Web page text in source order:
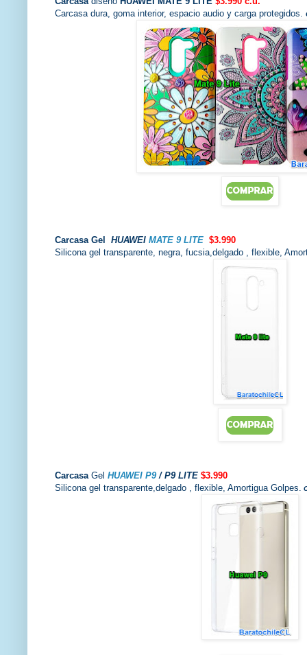
Carcasa dura, goma interior, espacio audio y carga protegidos.
Carcasa Gel HUAWEI MATE 9 LITE $3.990
Silicona gel transparente, negra, fucsia,delgado , flexible,
Carcasa Gel HUAWEI P9/ P9 LITE $3.990
Silicona gel transparente,delgado , flexible, Amortigua Golpes.